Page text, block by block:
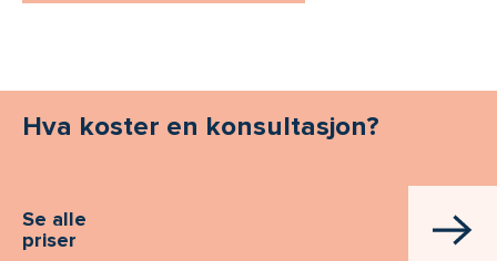
Hva koster en konsultasjon?
Se alle
priser